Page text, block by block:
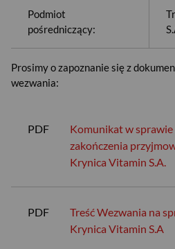
Podmiot
pośredniczący:
Prosimy o zapoznanie się z
wezwania:
PDF
Komunikat w
zakończenia
Krynica Vitamin S.A.
PDF
Treść Wezwania na
Krynica Vitamin S.A